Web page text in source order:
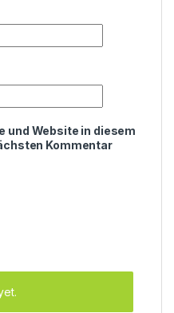
und Website in diesem
Kommentar